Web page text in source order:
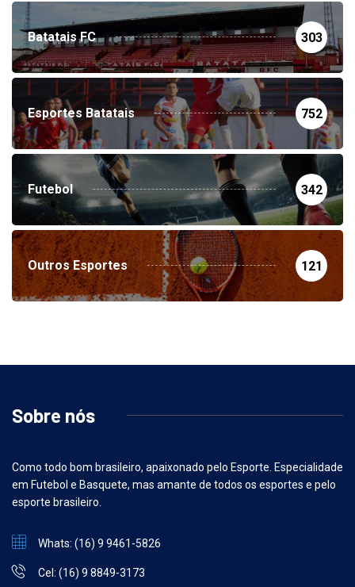
Batatais FC 303
Esportes Batatais 752
Futebol 342
Outros Esportes 121
Sobre nós
Como todo bom brasileiro, apaixonado pelo Esporte. Especialidade
em Futebol e Basquete, mas amante de todos os esportes e pelo
esporte brasileiro.
Whats: (16) 9 9461-5826
Cel: (16) 9 8849-3173